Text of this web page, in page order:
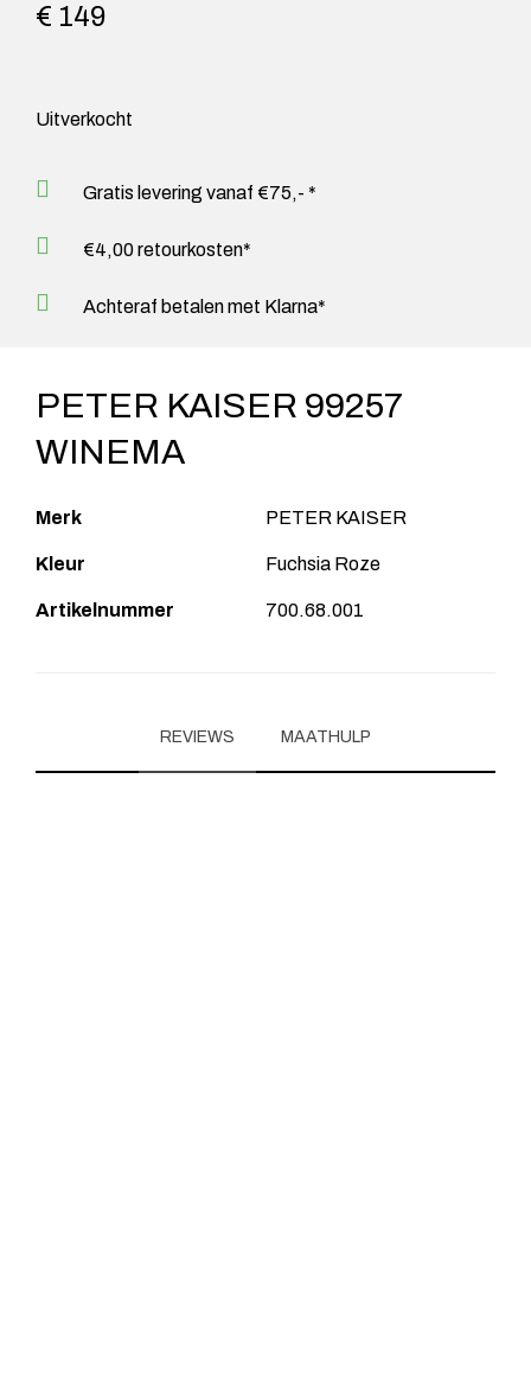
€ 149
Uitverkocht
Gratis levering vanaf €75,- *
€4,00 retourkosten*
Achteraf betalen met Klarna*
PETER KAISER 99257
WINEMA
Merk PETER KAISER
Kleur Fuchsia Roze
Artikelnummer 700.68.001
REVIEWS MAATHULP